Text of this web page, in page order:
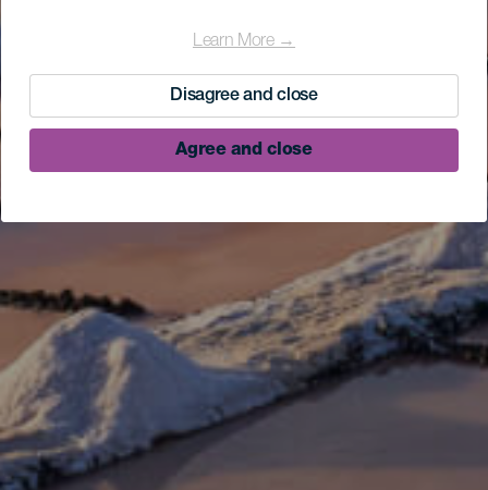
Learn More →
Disagree and close
Agree and close